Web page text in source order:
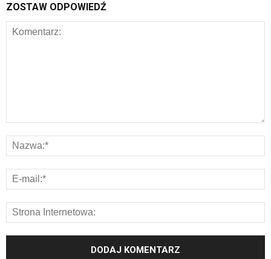
ZOSTAW ODPOWIEDŹ